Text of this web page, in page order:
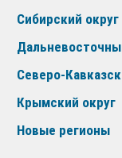
Сибирский округ
Северо-
Крымский округ
Новые регионы